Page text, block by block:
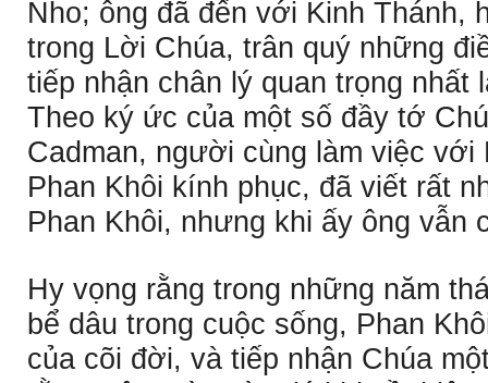
Nho; ông đã đến với Kinh Thánh,
trong Lời Chúa, trân quý những
tiếp nhận chân lý quan trọng nhất
Theo ký ức của một số đầy tớ
Cadman, người cùng làm việc
Phan Khôi kính phục, đã viết rất
Phan Khôi, nhưng khi ấy ông vẫn
Hy vọng rằng trong những năm
bể dâu trong cuộc sống, Phan
của cõi đời, và tiếp nhận Chúa